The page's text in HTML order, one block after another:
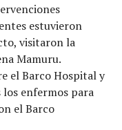
estuvieron
visitaron la
Mamuru.
el Barco Hospital y
los enfermos para
el Barco